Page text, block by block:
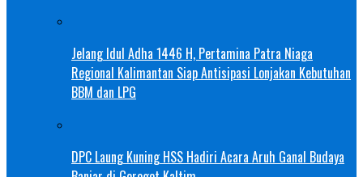
Jelang Idul Adha 1446 H, Pertamina Patra Niaga
Regional Kalimantan Siap Antisipasi Lonjakan Kebutuhan
BBM dan LPG
DPC Laung Kuning HSS Hadiri Acara Aruh Ganal Budaya